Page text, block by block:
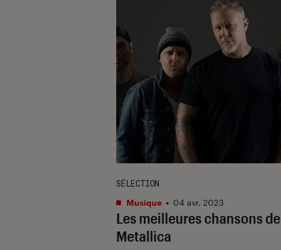
Les meilleures chansons de
Metallica
SÉLECTION
Musique • 04 avr. 2023